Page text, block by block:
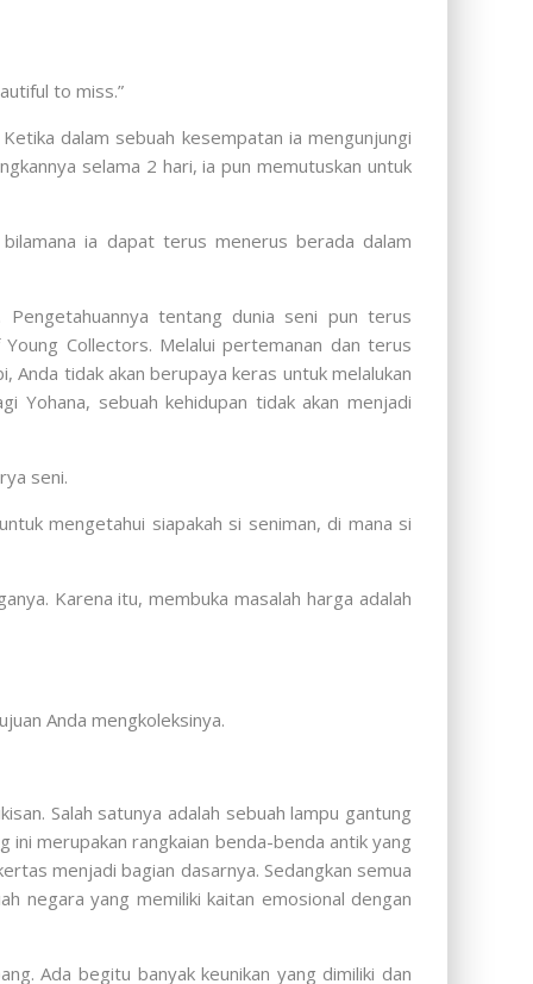
to miss.”
dalam sebuah kesempatan ia mengunjungi
selama 2 hari, ia pun memutuskan untuk
ia dapat terus menerus berada dalam
Pengetahuannya tentang dunia seni pun terus
Collectors. Melalui pertemanan dan terus
tidak akan berupaya keras untuk melalukan
Yohana, sebuah kehidupan tidak akan menjadi
seni.
mengetahui siapakah si seniman, di mana si
Karena itu, membuka masalah harga adalah
Anda mengkoleksinya.
Salah satunya adalah sebuah lampu gantung
merupakan rangkaian benda-benda antik yang
menjadi bagian dasarnya. Sedangkan semua
negara yang memiliki kaitan emosional dengan
Ada begitu banyak keunikan yang dimiliki dan